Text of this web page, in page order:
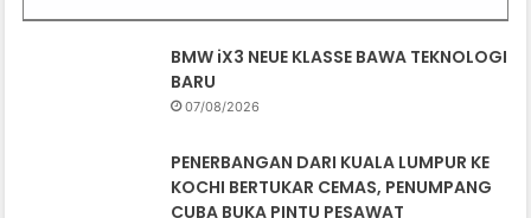
BMW iX3 NEUE KLASSE BAWA TEKNOLOGI
BARU
07/08/2026
PENERBANGAN DARI KUALA LUMPUR KE
KOCHI BERTUKAR CEMAS, PENUMPANG
CUBA BUKA PINTU PESAWAT